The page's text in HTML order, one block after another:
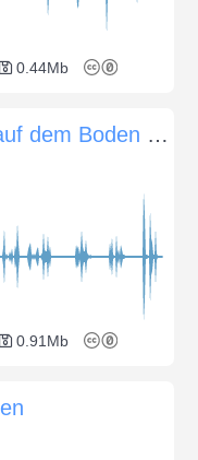
0.44Mb
In Turnschuhen im Kreis auf dem Boden laufen
0.91Mb